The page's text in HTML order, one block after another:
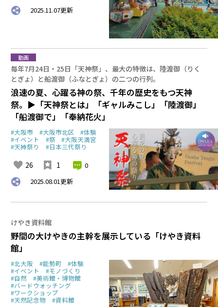
2025.11.07更新
毎年7月24日・25日「天神祭」、最大の特徴は、陸渡御（りく
とぎょ）と船渡御（ふなとぎょ）の二つの行列。
浪速の夏、心躍る神の祭、千年の歴史をもつ天神
祭。▶「天神祭とは」「ギャルみこし」「陸渡御」
「船渡御で」「奉納花火」
#大阪市 #大阪市北区 #体験
#イベント #祭 #大阪天満宮
#天神祭り #日本三代祭り
26 1
0
2025.08.01更新
動画
けやき資料館
野間の大けやきの主幹を展示している「けやき資料
館」
#北大阪 #能勢町 #体験
#イベント #モノづくり
#自然 #美術館・博物館
#バードウォッチング
#ワークショップ
#天然記念物 #資料館